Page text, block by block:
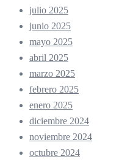
julio 2025
junio 2025
mayo 2025
abril 2025
marzo 2025
febrero 2025
enero 2025
diciembre 2024
noviembre 2024
octubre 2024